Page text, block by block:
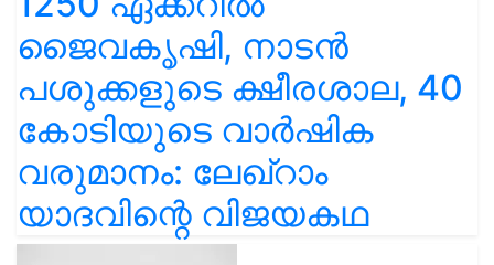
ജൈവകൃഷി, നാടൻ
പശുക്കളുടെ ക്ഷീരശാല, 40
കോടിയുടെ വാർഷിക
വരുമാനം: ലേഖ്‌റാം
യാദവിന്റെ വിജയകഥ